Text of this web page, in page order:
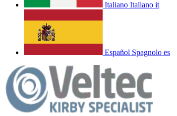
Italiano Italiano it
Español Spagnolo es